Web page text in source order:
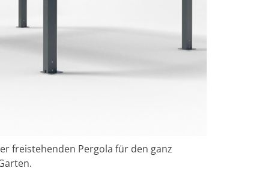
freistehenden Pergola für den ganz